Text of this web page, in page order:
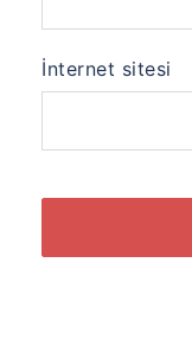
İnternet sitesi